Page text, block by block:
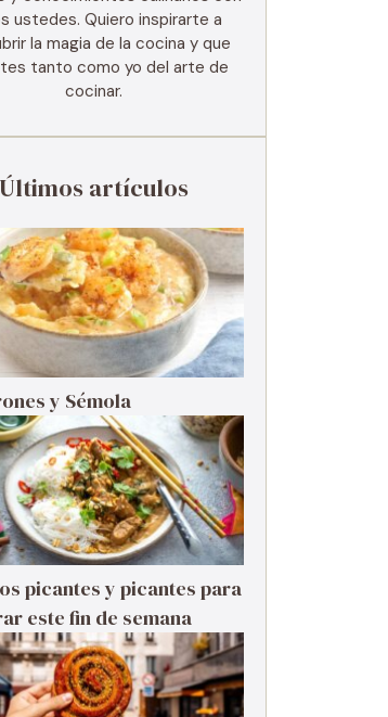
ustedes. Quiero inspirarte a
la magia de la cocina y que
tanto como yo del arte de
cocinar.
Últimos artículos
y Sémola
picantes y picantes para
este fin de semana